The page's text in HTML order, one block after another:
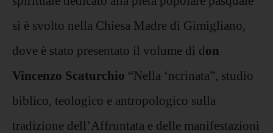
si è svolto nella Chiesa Madre di Gimigliano,
dove è stato presentato il volume di don
Vincenzo Scaturchio “Nella ‘ncrinata”, studio
biblico, teologico e antropologico sulla
tradizione dell’Affruntata e delle manifestazioni